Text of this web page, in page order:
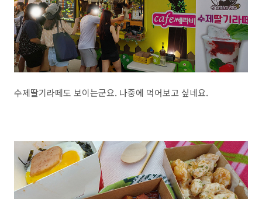
수제딸기라떼도 보이는군요. 나중에 먹어보고 싶네요.